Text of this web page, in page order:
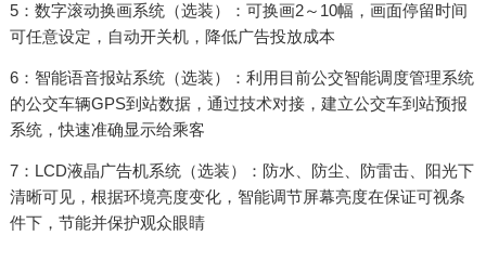
5：数字滚动换画系统（选装）：可换画2～10幅，画面停留时间
可任意设定，自动开关机，降低广告投放成本
6：智能语音报站系统（选装）：利用目前公交智能调度管理系统
的公交车辆GPS到站数据，通过技术对接，建立公交车到站预报
系统，快速准确显示给乘客
7：LCD液晶广告机系统（选装）：防水、防尘、防雷击、阳光下
清晰可见，根据环境亮度变化，智能调节屏幕亮度在保证可视条
件下，节能并保护观众眼睛